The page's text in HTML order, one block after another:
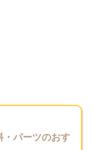
パーツのおす